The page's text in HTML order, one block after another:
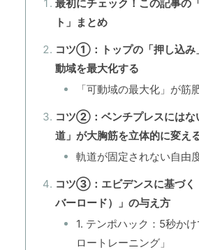
最初にチェック！この記事の
ト」まとめ
コツ①：トップの「押し込み
動域を最大化する
「可動域の最大化」が筋
コツ②：ベンチプレスにはな
道」が大胸筋を立体的に変え
軌道が固定されない自由
コツ③：エビデンスに基づく
バーロード）」の与え方
1. テンポハック：5秒か
ロートレーニング」